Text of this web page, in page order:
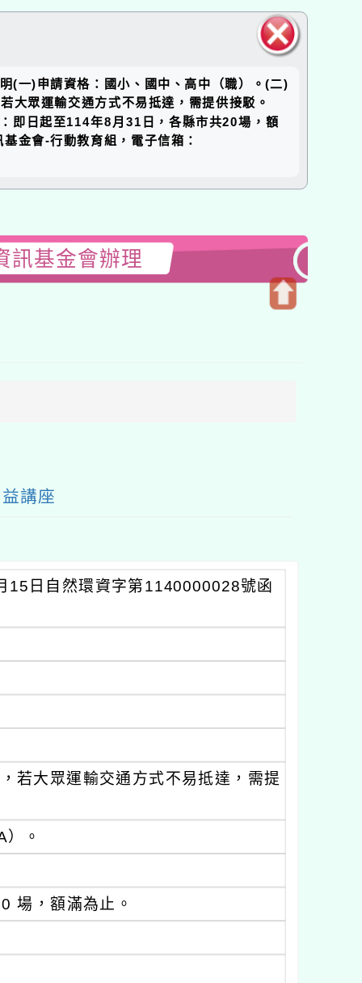
塊
(一)申請資格：國小、國中、高中（職）。(二)
大眾運輸交通方式不易抵達，需提供接駁。
即日起至114年8月31日，各縣市共20場，額
金會-行動教育組，電子信箱：
訊基金會辦理
講座
15日自然環資字第1140000028號函
若大眾運輸交通方式不易抵達，需提
。
場，額滿為止。